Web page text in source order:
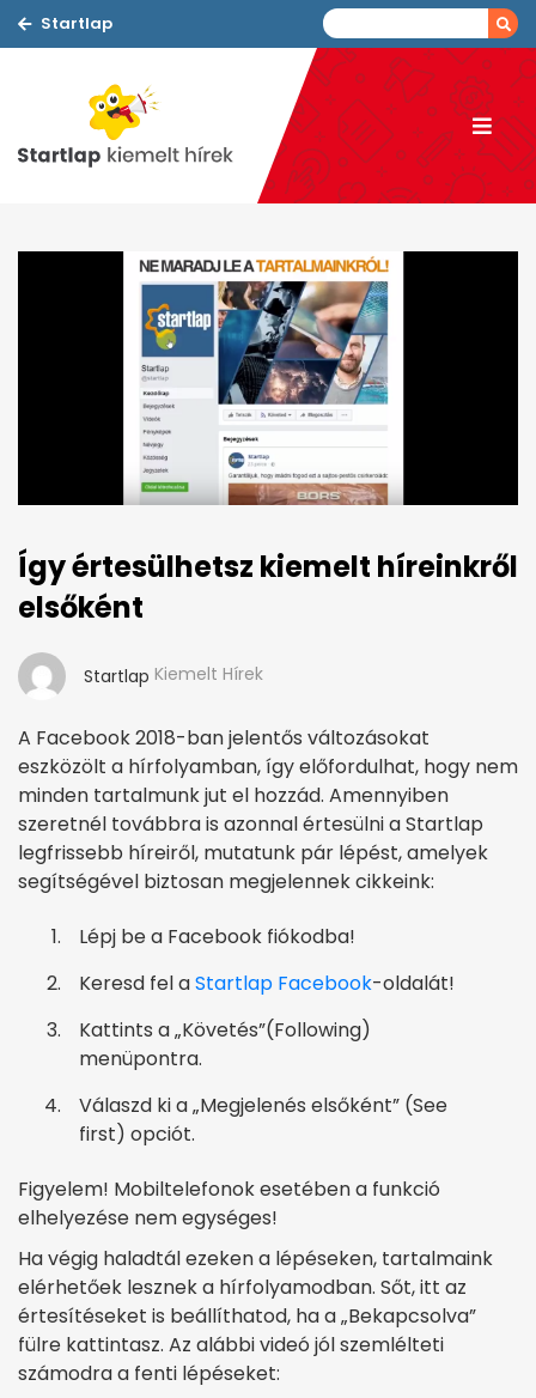
Startlap
Így értesülhetsz kiemelt híreinkről
elsőként
Startlap Kiemelt Hírek
A Facebook 2018-ban jelentős változásokat
eszközölt a hírfolyamban, így előfordulhat, hogy nem
minden tartalmunk jut el hozzád. Amennyiben
szeretnél továbbra is azonnal értesülni a Startlap
legfrissebb híreiről, mutatunk pár lépést, amelyek
segítségével biztosan megjelennek cikkeink:
Lépj be a Facebook fiókodba!
Keresd fel aStartlap Facebook-oldalát!
Kattints a „Követés”(Following)
menüpontra.
Válaszd ki a „Megjelenés elsőként” (See
first) opciót.
Figyelem! Mobiltelefonok esetében a funkció
elhelyezése nem egységes!
Ha végig haladtál ezeken a lépéseken, tartalmaink
elérhetőek lesznek a hírfolyamodban. Sőt, itt az
értesítéseket is beállíthatod, ha a „Bekapcsolva”
fülre kattintasz. Az alábbi videó jól szemlélteti
számodra a fenti lépéseket: